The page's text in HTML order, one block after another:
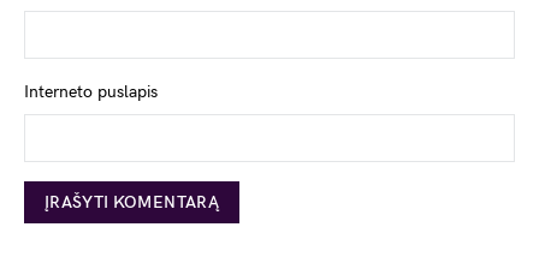
Interneto puslapis